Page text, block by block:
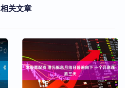
相关文章